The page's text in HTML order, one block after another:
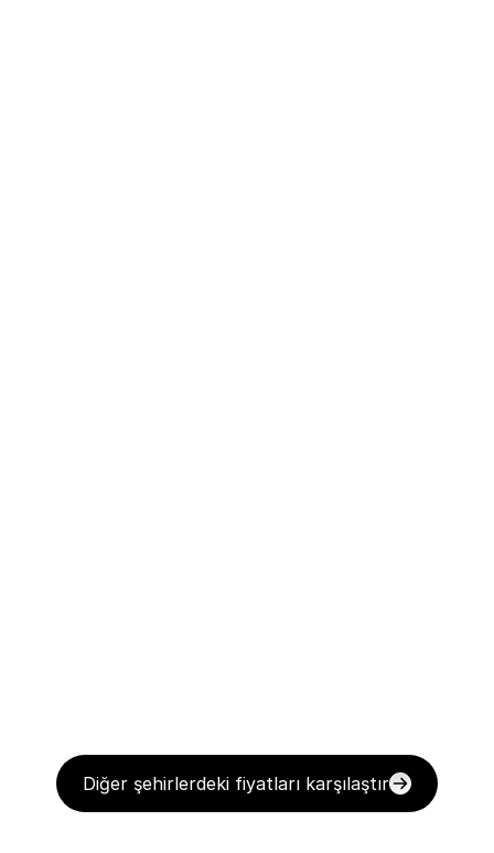
Diğer şehirlerdeki fiyatları karşılaştır